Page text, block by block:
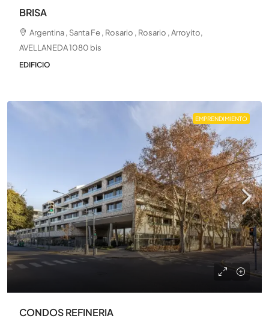
BRISA
Argentina , Santa Fe , Rosario , Rosario , Arroyito,
AVELLANEDA 1080 bis
EDIFICIO
EMPRENDIMIENTO
CONDOS REFINERIA